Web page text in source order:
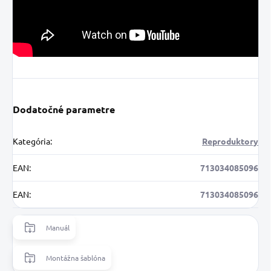
Dodatočné parametre
Kategória: Reproduktory
EAN: 713034085096
EAN: 713034085096
Manuál
Montážna šablóna